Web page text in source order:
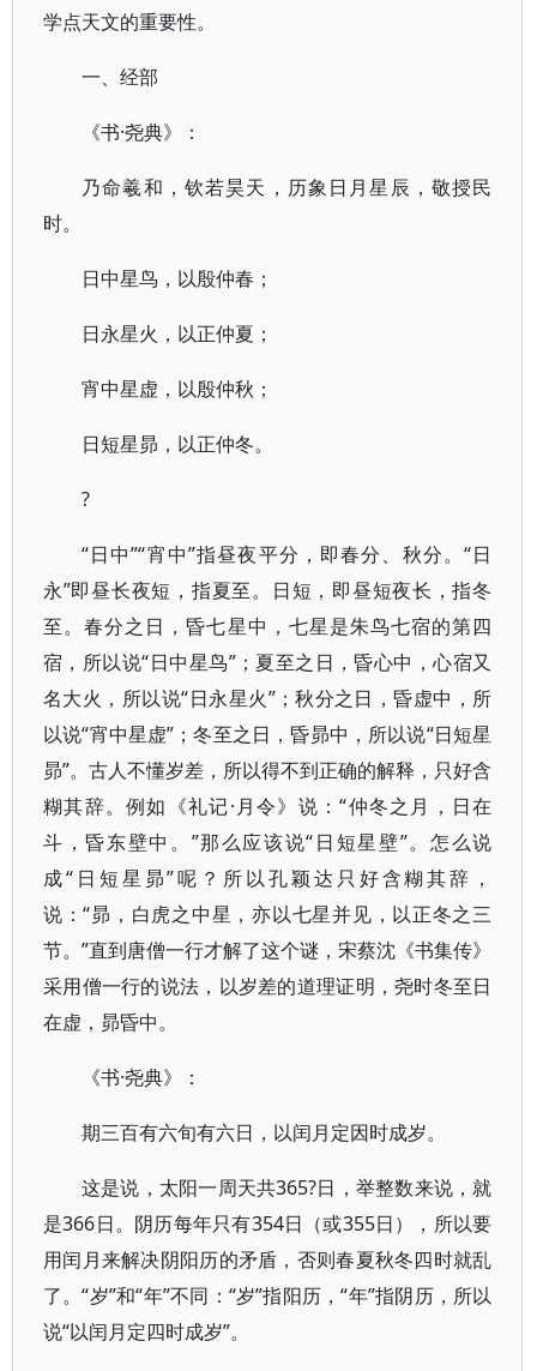
学点天文的重要性。
一、经部
《书·尧典》：
乃命羲和，钦若昊天，历象日月星辰，敬授民
时。
日中星鸟，以殷仲春；
日永星火，以正仲夏；
宵中星虚，以殷仲秋；
日短星昴，以正仲冬。
?
“日中”“宵中”指昼夜平分，即春分、秋分。“日
永”即昼长夜短，指夏至。日短，即昼短夜长，指冬
至。春分之日，昏七星中，七星是朱鸟七宿的第四
宿，所以说“日中星鸟”；夏至之日，昏心中，心宿又
名大火，所以说“日永星火”；秋分之日，昏虚中，所
以说“宵中星虚”；冬至之日，昏昴中，所以说“日短星
昴”。古人不懂岁差，所以得不到正确的解释，只好含
糊其辞。例如《礼记·月令》说：“仲冬之月，日在
斗，昏东壁中。”那么应该说“日短星壁”。怎么说
成“日短星昴”呢？所以孔颖达只好含糊其辞，
说：“昴，白虎之中星，亦以七星并见，以正冬之三
节。”直到唐僧一行才解了这个谜，宋蔡沈《书集传》
采用僧一行的说法，以岁差的道理证明，尧时冬至日
在虚，昴昏中。
《书·尧典》：
期三百有六旬有六日，以闰月定因时成岁。
这是说，太阳一周天共365?日，举整数来说，就
是366日。阴历每年只有354日（或355日），所以要
用闰月来解决阴阳历的矛盾，否则春夏秋冬四时就乱
了。“岁”和“年”不同：“岁”指阳历，“年”指阴历，所以
说“以闰月定四时成岁”。